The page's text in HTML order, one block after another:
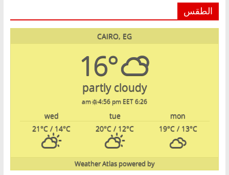
الطقس
CAIRO, EG
16°
partly cloudy
6:26 am
4:56 pm EET
mon
tue
wed
19°C/ 13°C
20°C / 12°C
21°C / 14°C
powered by
Weather Atlas